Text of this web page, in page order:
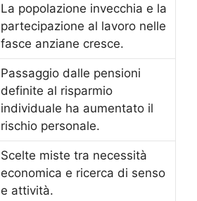
La popolazione invecchia e la
partecipazione al lavoro nelle
fasce anziane cresce.
Passaggio dalle pensioni
definite al risparmio
individuale ha aumentato il
rischio personale.
Scelte miste tra necessità
economica e ricerca di senso
e attività.